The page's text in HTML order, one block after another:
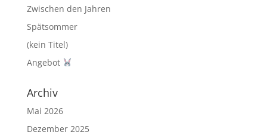
Zwischen den Jahren
Spätsommer
(kein Titel)
Angebot
Archiv
Mai 2026
Dezember 2025